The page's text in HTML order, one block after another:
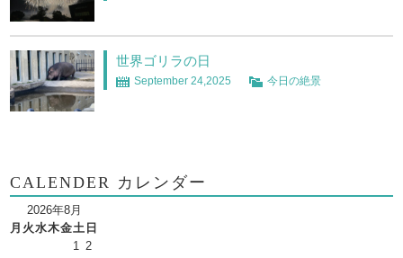
世界ゴリラの日
September 24,2025 今日の絶景
CALENDER カレンダー
2026年8月
月 火水木金土 日
1
2